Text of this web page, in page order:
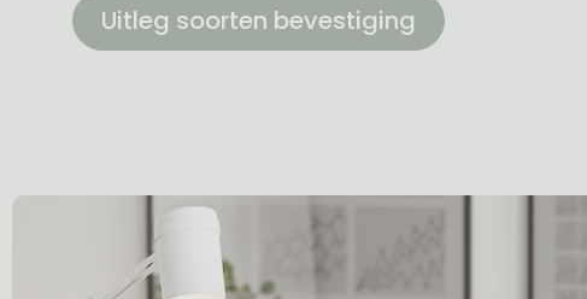
Uitleg soorten bevestiging